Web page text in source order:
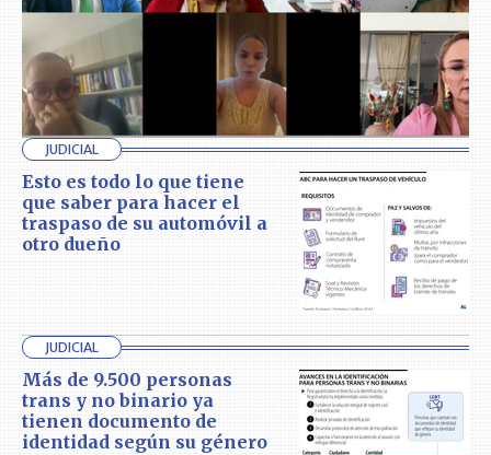
JUDICIAL
Esto es todo lo que tiene
que saber para hacer el
traspaso de su automóvil a
otro dueño
JUDICIAL
Más de 9.500 personas
trans y no binario ya
tienen documento de
identidad según su género